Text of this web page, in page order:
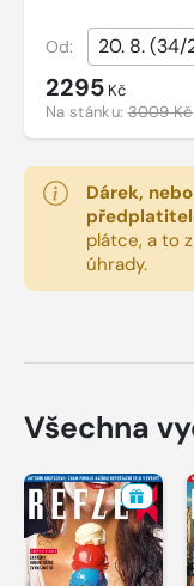
Od:
2295 Kč
Na stánku:3009 Kč
Dárek,
plátce, a to
úhrady.
Všechna